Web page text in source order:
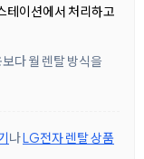
테이션에서 처리하고
다 월 렌탈 방식을
나LG전자 렌탈 상품